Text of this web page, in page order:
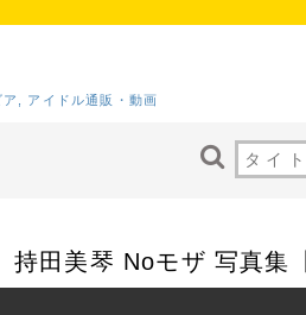
ア, アイドル通販・動画
持田美琴 Noモザ 写真集